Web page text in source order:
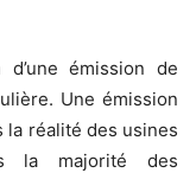
émission de
Une émission
la réalité des usines
la majorité des